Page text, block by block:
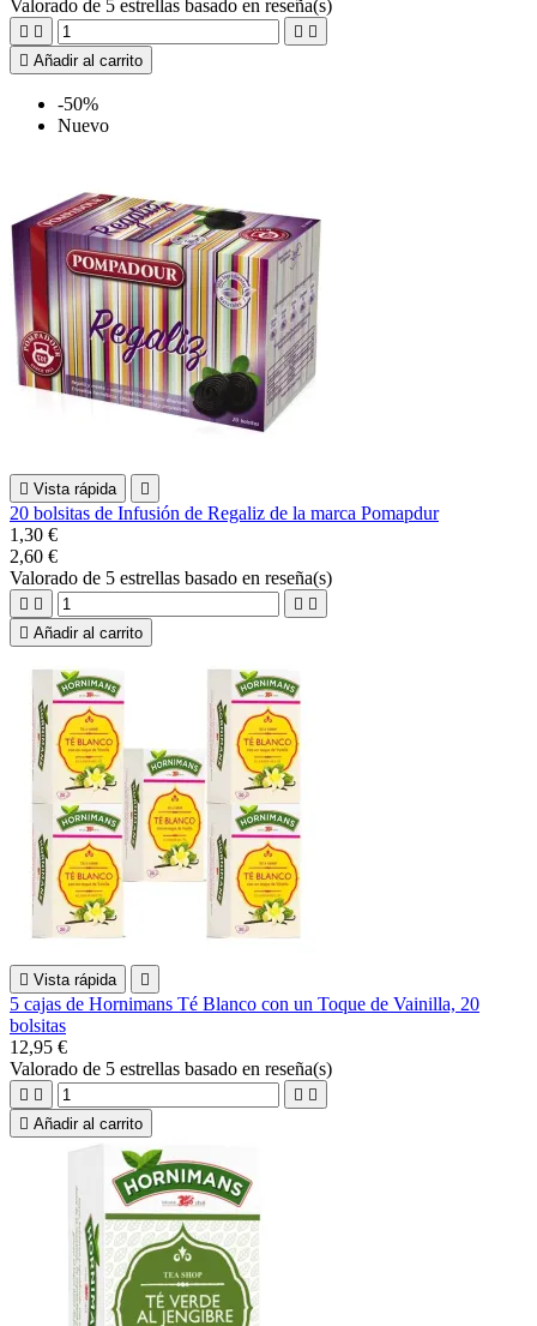
Valorado de 5 estrellas basado en reseña(s)
   
 Añadir al carrito
-50%
Nuevo
 Vista rápida 
20 bolsitas de Infusión de Regaliz de la marca Pomapdur
1,30 €
2,60 €
Valorado de 5 estrellas basado en reseña(s)
   
 Añadir al carrito
 Vista rápida 
5 cajas de Hornimans Té Blanco con un Toque de Vainilla, 20
bolsitas
12,95 €
Valorado de 5 estrellas basado en reseña(s)
   
 Añadir al carrito